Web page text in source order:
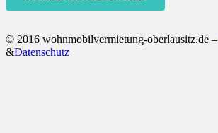
© 2016 wohnmobilvermietung-oberlausitz.de –
&Datenschutz